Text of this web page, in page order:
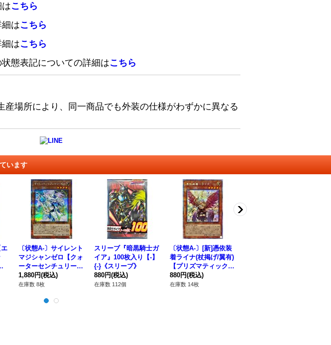
こちら
はこちら
はこちら
態表記についての詳細はこちら
産場所により、同一商品でも外装の仕様がわずかに異なる
います
〔状態A-〕サイレント
マジシャンゼロ【クォ
ーターセンチュリーシ
ークレット】{LEDE-J
P003}《モンスター》
1,880円(税込)
在庫数 8枚
スリーブ『暗黒騎士ガ
イア』100枚入り【-】
{-}《スリーブ》
880円(税込)
在庫数 112個
〔状態A-〕[新]憑依装
着ライナ(杖掲げ/翼有)
【プリズマティックシ
ークレット】{PAC1-J
P033}《モンスター》
880円(税込)
在庫数 14枚